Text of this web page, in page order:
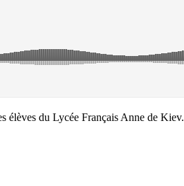
élèves du Lycée Français Anne de Kiev.